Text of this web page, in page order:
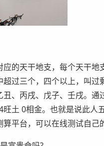
天干地支，每个天干地
过三个，四个以上，叫
、丙戌、戊子、壬戌。
土 0相金。也就是说此
平台，可以在线测试自己